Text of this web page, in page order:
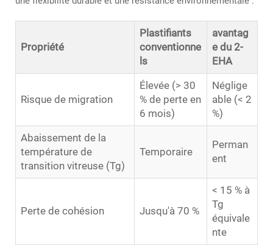
Propriété
Plastifiants
conventionne
ls
avantag
e du 2-
EHA
Risque de migration
Élevée (> 30
% de perte en
6 mois)
Néglige
able (< 2
%)
Abaissement de la
température de
transition vitreuse (Tg)
Temporaire
Perman
ent
Perte de cohésion Jusqu'à 70 %
< 15 % à
Tg
équivale
nte